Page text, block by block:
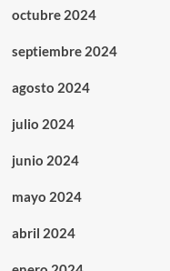
octubre 2024
septiembre 2024
agosto 2024
julio 2024
junio 2024
mayo 2024
abril 2024